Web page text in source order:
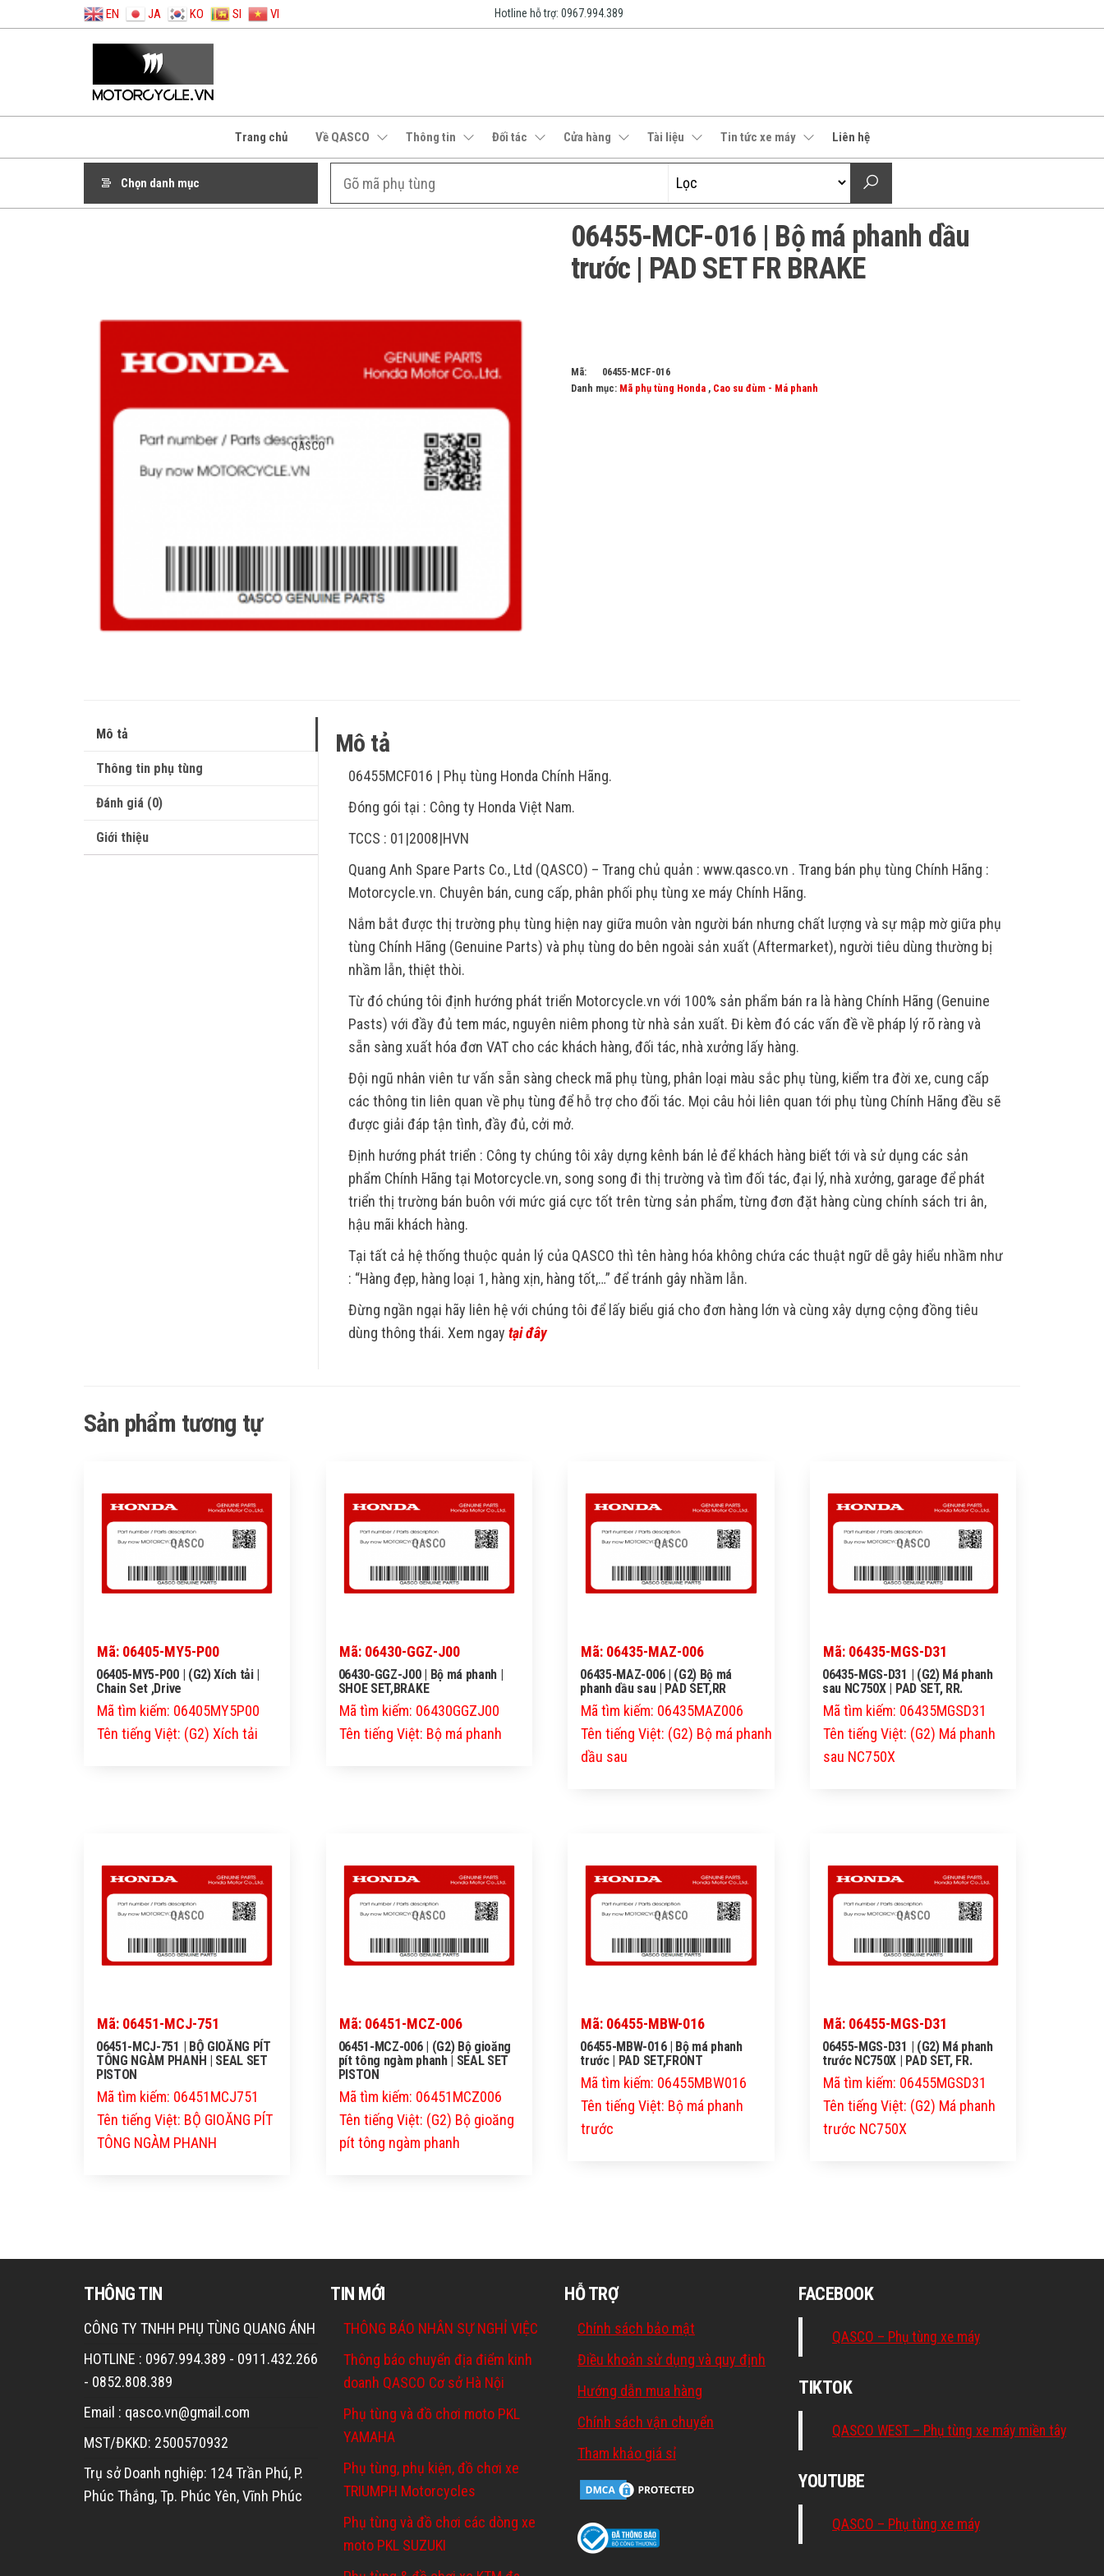
EN JA KO SI VI Hotline hỗ trợ: 0967.994.389
Trang chủ Về QASCO Thông tin Đối tác Cửa hàng Tài liệu Tin tức xe máy Liên hệ
Chọn danh mục
QASCO
06455-MCF-016 | Bộ má phanh dầu
trước | PAD SET FR BRAKE
Mã:
06455-MCF-016
Danh mục: Mã phụ tùng Honda, Cao su đùm - Má phanh
Mô tả
Thông tin phụ tùng
Đánh giá (0)
Giới thiệu
Mô tả
06455MCF016 | Phụ tùng Honda Chính Hãng.
Đóng gói tại : Công ty Honda Việt Nam.
TCCS : 01|2008|HVN
Quang Anh Spare Parts Co., Ltd (QASCO) – Trang chủ quản : www.qasco.vn . Trang bán phụ tùng Chính Hãng :
Motorcycle.vn. Chuyên bán, cung cấp, phân phối phụ tùng xe máy Chính Hãng.
Nắm bắt được thị trường phụ tùng hiện nay giữa muôn vàn người bán nhưng chất lượng và sự mập mờ giữa phụ
tùng Chính Hãng (Genuine Parts) và phụ tùng do bên ngoài sản xuất (Aftermarket), người tiêu dùng thường bị
nhầm lẫn, thiệt thòi.
Từ đó chúng tôi định hướng phát triển Motorcycle.vn với 100% sản phẩm bán ra là hàng Chính Hãng (Genuine
Pasts) với đầy đủ tem mác, nguyên niêm phong từ nhà sản xuất. Đi kèm đó các vấn đề về pháp lý rõ ràng và
sẵn sàng xuất hóa đơn VAT cho các khách hàng, đối tác, nhà xưởng lấy hàng.
Đội ngũ nhân viên tư vấn sẵn sàng check mã phụ tùng, phân loại màu sắc phụ tùng, kiểm tra đời xe, cung cấp
các thông tin liên quan về phụ tùng để hỗ trợ cho đối tác. Mọi câu hỏi liên quan tới phụ tùng Chính Hãng đều sẽ
được giải đáp tận tình, đầy đủ, cởi mở.
Định hướng phát triển : Công ty chúng tôi xây dựng kênh bán lẻ để khách hàng biết tới và sử dụng các sản
phẩm Chính Hãng tại Motorcycle.vn, song song đi thị trường và tìm đối tác, đại lý, nhà xưởng, garage để phát
triển thị trường bán buôn với mức giá cực tốt trên từng sản phẩm, từng đơn đặt hàng cùng chính sách tri ân,
hậu mãi khách hàng.
Tại tất cả hệ thống thuộc quản lý của QASCO thì tên hàng hóa không chứa các thuật ngữ dễ gây hiểu nhầm như
: “Hàng đẹp, hàng loại 1, hàng xịn, hàng tốt,…” để tránh gây nhầm lẫn.
Đừng ngần ngại hãy liên hệ với chúng tôi để lấy biểu giá cho đơn hàng lớn và cùng xây dựng cộng đồng tiêu
dùng thông thái. Xem ngay tại đây
Sản phẩm tương tự
QASCO
Mã: 06405-MY5-P00
06405-MY5-P00 | (G2) Xích tải |
Chain Set ,Drive
Mã tìm kiếm: 06405MY5P00
Tên tiếng Việt: (G2) Xích tải
QASCO
Mã: 06430-GGZ-J00
06430-GGZ-J00 | Bộ má phanh |
SHOE SET,BRAKE
Mã tìm kiếm: 06430GGZJ00
Tên tiếng Việt: Bộ má phanh
QASCO
Mã: 06435-MAZ-006
06435-MAZ-006 | (G2) Bộ má
phanh dầu sau | PAD SET,RR
Mã tìm kiếm: 06435MAZ006
Tên tiếng Việt: (G2) Bộ má phanh
dầu sau
QASCO
Mã: 06435-MGS-D31
06435-MGS-D31 | (G2) Má phanh
sau NC750X | PAD SET, RR.
Mã tìm kiếm: 06435MGSD31
Tên tiếng Việt: (G2) Má phanh
sau NC750X
QASCO
Mã: 06451-MCJ-751
06451-MCJ-751 | BỘ GIOĂNG PÍT
TÔNG NGÀM PHANH | SEAL SET
PISTON
Mã tìm kiếm: 06451MCJ751
Tên tiếng Việt: BỘ GIOĂNG PÍT
TÔNG NGÀM PHANH
QASCO
Mã: 06451-MCZ-006
06451-MCZ-006 | (G2) Bộ gioăng
pít tông ngàm phanh | SEAL SET
PISTON
Mã tìm kiếm: 06451MCZ006
Tên tiếng Việt: (G2) Bộ gioăng
pít tông ngàm phanh
QASCO
Mã: 06455-MBW-016
06455-MBW-016 | Bộ má phanh
trước | PAD SET,FRONT
Mã tìm kiếm: 06455MBW016
Tên tiếng Việt: Bộ má phanh
trước
QASCO
Mã: 06455-MGS-D31
06455-MGS-D31 | (G2) Má phanh
trước NC750X | PAD SET, FR.
Mã tìm kiếm: 06455MGSD31
Tên tiếng Việt: (G2) Má phanh
trước NC750X
THÔNG TIN
CÔNG TY TNHH PHỤ TÙNG QUANG ÁNH
HOTLINE : 0967.994.389 - 0911.432.266
- 0852.808.389
Email : qasco.vn@gmail.com
MST/ĐKKD: 2500570932
Trụ sở Doanh nghiệp: 124 Trần Phú, P.
Phúc Thắng, Tp. Phúc Yên, Vĩnh Phúc
TIN MỚI
THÔNG BÁO NHÂN SỰ NGHỈ VIỆC
Thông báo chuyển địa điểm kinh
doanh QASCO Cơ sở Hà Nội
Phụ tùng và đồ chơi moto PKL
YAMAHA
Phụ tùng, phụ kiện, đồ chơi xe
TRIUMPH Motorcycles
Phụ tùng và đồ chơi các dòng xe
moto PKL SUZUKI
HỖ TRỢ
Chính sách bảo mật
Điều khoản sử dụng và quy định
Hướng dẫn mua hàng
Chính sách vận chuyển
Tham khảo giá sỉ
FACEBOOK
QASCO – Phụ tùng xe máy
TIKTOK
QASCO WEST – Phụ tùng xe máy miền tây
YOUTUBE
QASCO – Phụ tùng xe máy